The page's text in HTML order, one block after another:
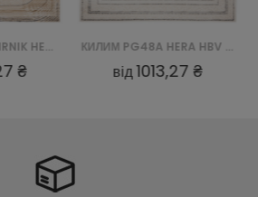
КИЛИМ PK24A SHRNIK HERA HBV - KREMOWY КИЛИМ PG48A HERA HBV - BIAŁY
1013,27 ₴